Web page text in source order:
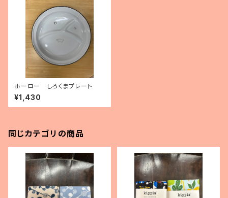
ホーロー しろくまプレート
¥1,430
同じカテゴリの商品